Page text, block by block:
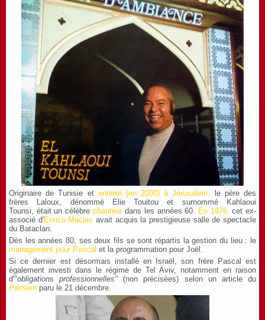
Originaire de Tunisie et enterré (en 2000) à Jérusalem, le père des
frères Laloux, dénommé Elie Touitou et surnommé Kahlaoui
Tounsi, était un célèbre chanteurdans les années 60. En 1976, cet ex-
associé d'Enrico Macias avait acquis la prestigieuse salle de spectacle
du Bataclan.
Dès les années 80, ses deux fils se sont répartis la gestion du lieu : le
management pour Pascal et la programmation pour Joël.
Si ce dernier est désormais installé en Israël, son frère Pascal est
également investi dans le régime de Tel Aviv, notamment en raison
d'"obligations professionnelles" (non précisées) selon un article du
Parisien paru le 21 décembre.